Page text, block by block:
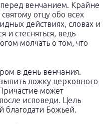
венчанием. Крайне
отцу обо всех
действиях, словах и
и стесняться, ведь
молчать о том, что
в день венчания.
ложку церковного
может
исповеди. Цель
благодати Божьей.